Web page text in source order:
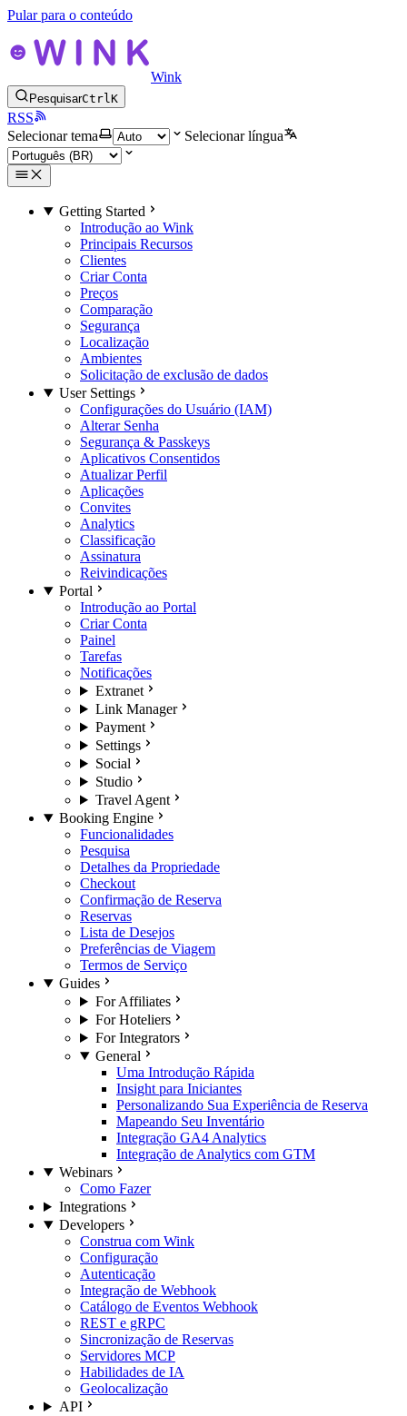
Pular para o conteúdo
Wink
PesquisarCtrlK
RSS
Selecionar tema
Selecionar língua
Getting Started
Introdução ao Wink
Principais Recursos
Clientes
Criar Conta
Preços
Comparação
Segurança
Localização
Ambientes
Solicitação de exclusão de dados
User Settings
Configurações do Usuário (IAM)
Alterar Senha
Segurança & Passkeys
Aplicativos Consentidos
Atualizar Perfil
Aplicações
Convites
Analytics
Classificação
Assinatura
Reivindicações
Portal
Introdução ao Portal
Criar Conta
Painel
Tarefas
Notificações
Extranet
Link Manager
Payment
Settings
Social
Studio
Travel Agent
Booking Engine
Funcionalidades
Pesquisa
Detalhes da Propriedade
Checkout
Confirmação de Reserva
Reservas
Lista de Desejos
Preferências de Viagem
Termos de Serviço
Guides
For Affiliates
For Hoteliers
For Integrators
General
Uma Introdução Rápida
Insight para Iniciantes
Personalizando Sua Experiência de Reserva
Mapeando Seu Inventário
Integração GA4 Analytics
Integração de Analytics com GTM
Webinars
Como Fazer
Integrations
Developers
Construa com Wink
Configuração
Autenticação
Integração de Webhook
Catálogo de Eventos Webhook
REST e gRPC
Sincronização de Reservas
Servidores MCP
Habilidades de IA
Geolocalização
API